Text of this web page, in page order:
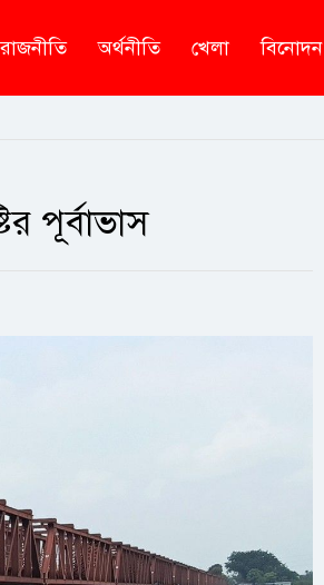
রাজনীতি অর্থনীতি খেলা বিনোদন
পূর্বাভাস